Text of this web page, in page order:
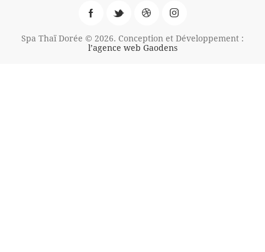
Spa Thaï Dorée © 2026. Conception et Développement :
l’agence web Gaodens